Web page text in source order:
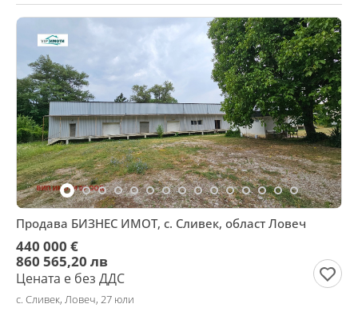
Продава БИЗНЕС ИМОТ, с. Сливек, област Ловеч
440 000 €
860 565,20 лв
Цената е без ДДС
с. Сливек, Ловеч, 27 юли